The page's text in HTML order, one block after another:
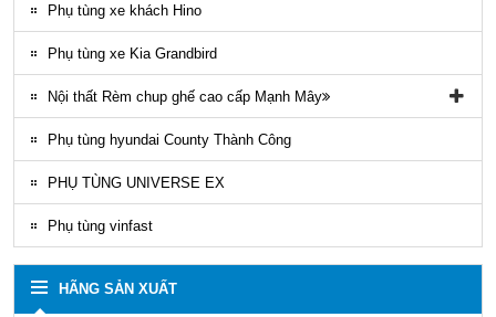
Phụ tùng gầm máy xe khách Thaco
Phụ tùng xe khách Hino
Phụ tùng xe Kia Grandbird
Nội thất Rèm chup ghế cao cấp Mạnh Mây
Rèm áo ghế xe County Mạnh Mây
Phụ tùng hyundai County Thành Công
PHỤ TÙNG UNIVERSE EX
Phụ tùng vinfast
HÃNG SẢN XUẤT